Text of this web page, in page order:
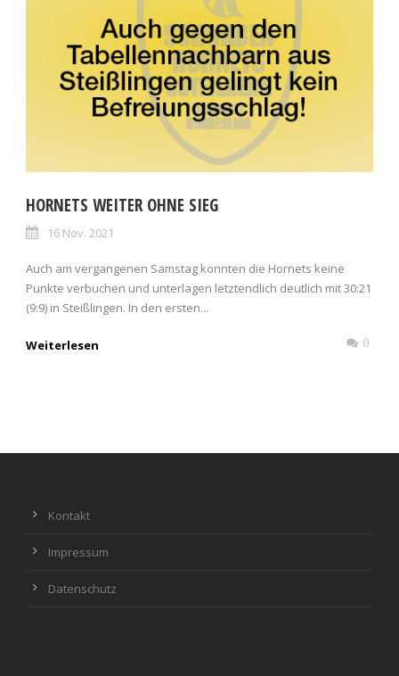
HORNETS WEITER OHNE SIEG
16 Nov. 2021
Auch am vergangenen Samstag konnten die Hornets keine
Punkte verbuchen und unterlagen letztendlich deutlich mit 30:21
(9:9) in Steißlingen. In den ersten...
Weiterlesen 0
Kontakt
Impressum
Datenschutz